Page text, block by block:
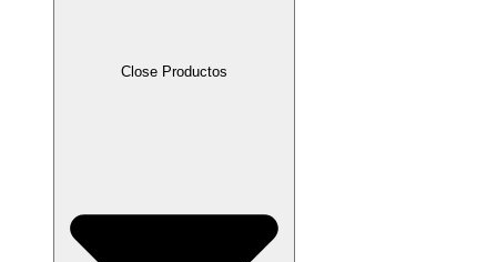
Close Productos